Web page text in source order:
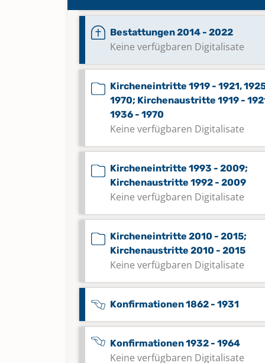
Bestattungen 2014 - 2022
Keine verfügbaren Digitalisate
Kircheneintritte 1919 - 1921,
1970; Kirchenaustritte 1919 -
1936 - 1970
Keine verfügbaren Digitalisate
Kircheneintritte 1993 - 2009;
Kirchenaustritte 1992 - 2009
Keine verfügbaren Digitalisate
Kircheneintritte 2010 - 2015;
Kirchenaustritte 2010 - 2015
Keine verfügbaren Digitalisate
Konfirmationen 1862 - 1931
Konfirmationen 1932 - 1964
Keine verfügbaren Digitalisate